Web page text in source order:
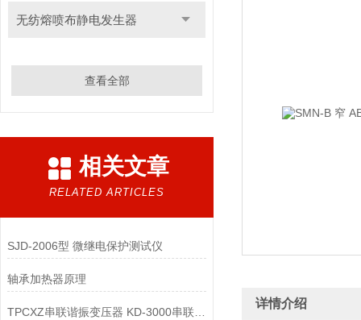
无纺熔喷布静电发生器
查看全部
相关文章
RELATED ARTICLES
SJD-2006型 微继电保护测试仪
轴承加热器原理
详情介绍